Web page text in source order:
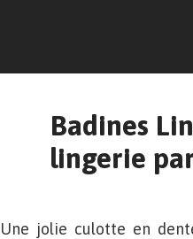
Badines
lingerie
Une jolie culotte en